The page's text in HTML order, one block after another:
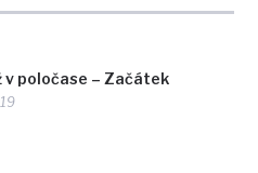
v poločase – Začátek